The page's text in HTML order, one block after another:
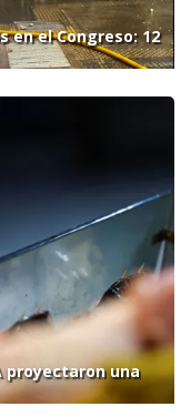
en el Congreso: 12
proyectaron una